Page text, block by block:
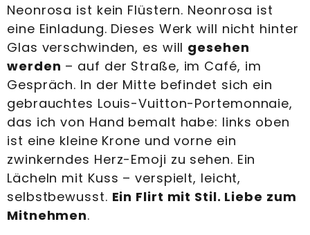
Neonrosa ist kein Flüstern. Neonrosa ist
eine Einladung. Dieses Werk will nicht hinter
Glas verschwinden, es will gesehen
werden – auf der Straße, im Café, im
Gespräch. In der Mitte befindet sich ein
gebrauchtes Louis-Vuitton-Portemonnaie,
das ich von Hand bemalt habe: links oben
ist eine kleine Krone und vorne ein
zwinkerndes Herz-Emoji zu sehen. Ein
Lächeln mit Kuss – verspielt, leicht,
selbstbewusst. Ein Flirt mit Stil. Liebe zum
Mitnehmen.